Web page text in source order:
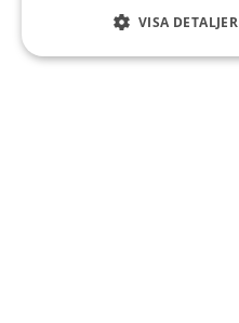
VISA DETALJER